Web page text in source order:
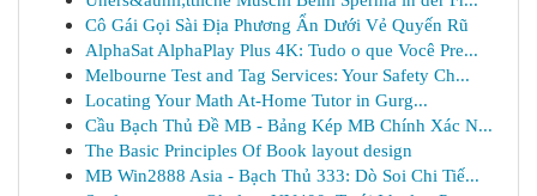
Cô Gái Gọi Sài Địa Phương Ẩn Dưới Vẻ Quyến Rũ
AlphaSat AlphaPlay Plus 4K: Tudo o que Você Pre...
Melbourne Test and Tag Services: Your Safety Ch...
Locating Your Math At-Home Tutor in Gurg...
Cầu Bạch Thủ Đề MB - Bảng Kép MB Chính Xác N...
The Basic Principles Of Book layout design
MB Win2888 Asia - Bạch Thủ 333: Dò Soi Chi Tiế...